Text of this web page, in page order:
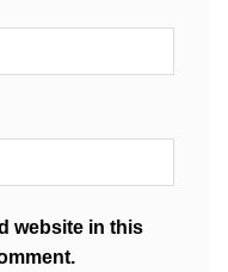
website in this